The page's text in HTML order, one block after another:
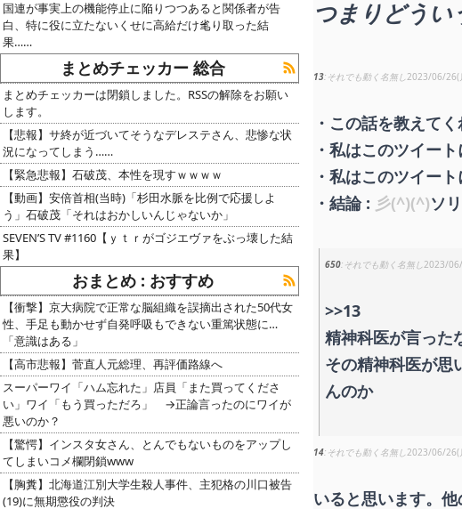
つまりどうい
13 それでも動く名無し2023/06/26(
・この話を教えて
・私はこのツイー
・私はこのツイー
・結論 : 彡(^)(^)ソ
650 それでも動く名無し2023/
>>13
精神科医が言った
その精神科医が思
んのか
14 それでも動く名無し2023/06/26(
いると思います。
国連が事実上の機能停止に陥りつつあると関係者が告
白、特に役に立たないくせに高給だけ毟り取った結
果……
まとめチェッカー 総合
まとめチェッカーは閉鎖しました。RSSの解除をお願い
します。
【悲報】サ終が近づいてそうなデレステさん、悲惨な状
況になってしまう……
【緊急悲報】石破茂、本性を現すｗｗｗｗ
【動画】安倍首相(当時)「杉田水脈を比例で応援しよ
う」石破茂「それはおかしいんじゃないか」
SEVEN’S TV #1160【ｙｔｒがゴジエヴァをぶっ壊した結
果】
おまとめ : おすすめ
【衝撃】京大病院で正常な脳組織を誤摘出された50代女
性、手足も動かせず自発呼吸もできない重篤状態に…
「意識はある」
【高市悲報】菅直人元総理、再評価路線へ
スーパーワイ「ハム忘れた」店員「また買ってくださ
い」ワイ「もう買っただろ」 →正論言ったのにワイが
悪いのか？
【驚愕】インスタ女さん、とんでもないものをアップし
てしまいコメ欄閉鎖www
【胸糞】北海道江別大学生殺人事件、主犯格の川口被告
(19)に無期懲役の判決